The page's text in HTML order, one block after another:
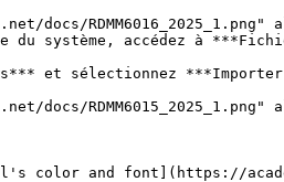
système, accédez à
et sélectionnez
color and font](https://